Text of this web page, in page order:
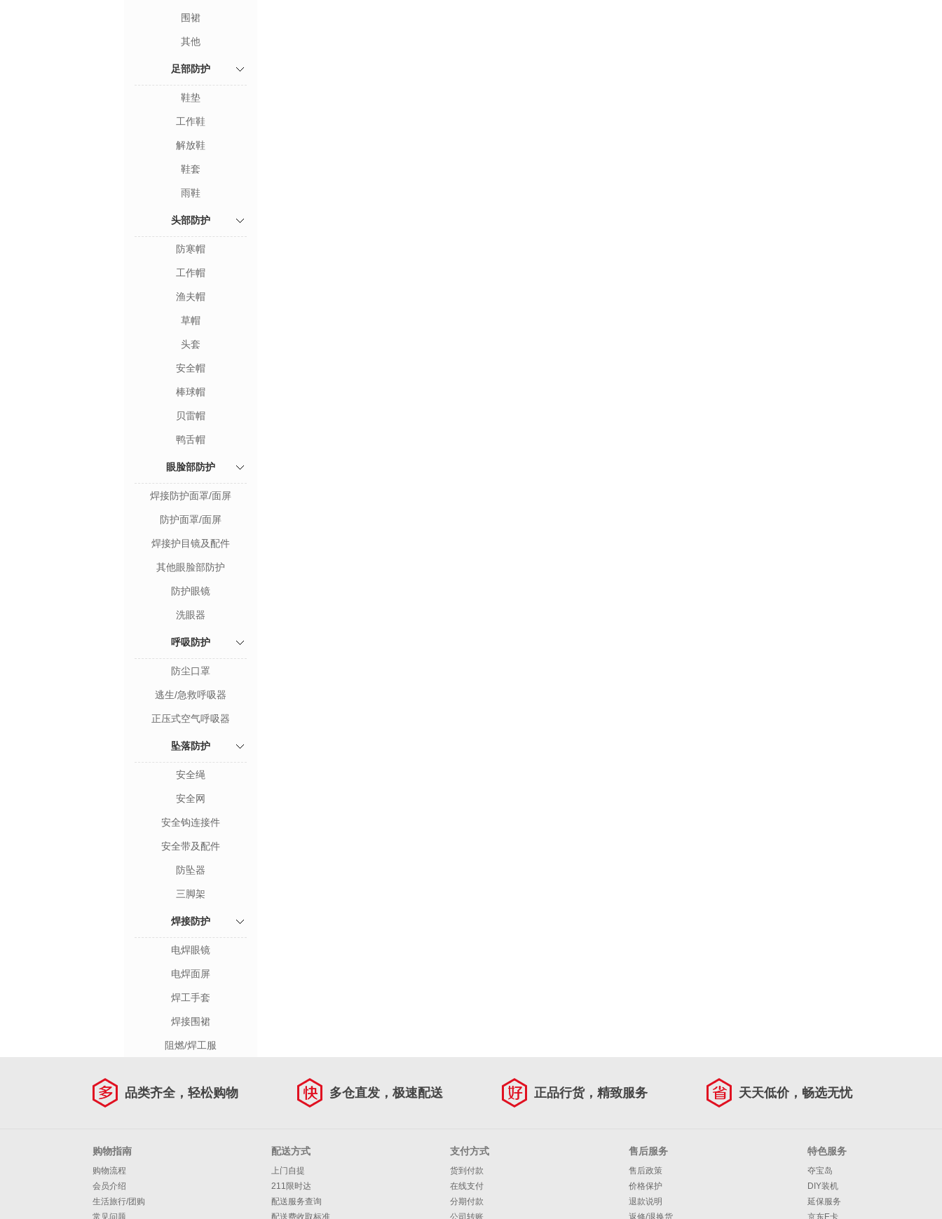
围裙
其他
足部防护
鞋垫
工作鞋
解放鞋
鞋套
雨鞋
头部防护
防寒帽
工作帽
渔夫帽
草帽
头套
安全帽
棒球帽
贝雷帽
鸭舌帽
眼脸部防护
焊接防护面罩/面屏
防护面罩/面屏
焊接护目镜及配件
其他眼脸部防护
防护眼镜
洗眼器
呼吸防护
防尘口罩
逃生/急救呼吸器
正压式空气呼吸器
坠落防护
安全绳
安全网
安全钩连接件
安全带及配件
防坠器
三脚架
焊接防护
电焊眼镜
电焊面屏
焊工手套
焊接围裙
阻燃/焊工服
品类齐全，轻松购物 多仓直发，极速配送 正品行货，精致服务 天天低价，畅选无忧
购物指南
购物流程
会员介绍
生活旅行/团购
常见问题
配送方式
上门自提
211限时达
配送服务查询
配送费收取标准
支付方式
货到付款
在线支付
分期付款
公司转账
售后服务
售后政策
价格保护
退款说明
返修/退换货
特色服务
夺宝岛
DIY装机
延保服务
京东E卡